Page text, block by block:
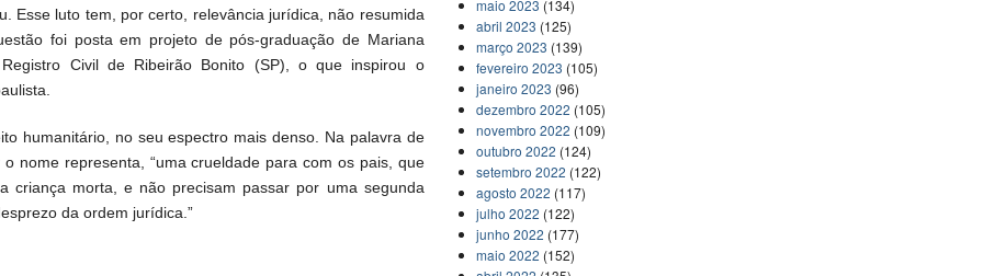
Esse luto tem, por certo, relevância jurídica, não resumida
foi posta em projeto de pós-graduação de Mariana
Civil de Ribeirão Bonito (SP), o que inspirou o
humanitário, no seu espectro mais denso. Na palavra de
nome representa, “uma crueldade para com os pais, que
criança morta, e não precisam passar por uma segunda
da ordem jurídica.”
maio 2023 (134)
abril 2023 (125)
março 2023 (139)
fevereiro 2023 (105)
janeiro 2023 (96)
dezembro 2022 (105)
novembro 2022 (109)
outubro 2022 (124)
setembro 2022 (122)
agosto 2022 (117)
julho 2022 (122)
junho 2022 (177)
maio 2022 (152)